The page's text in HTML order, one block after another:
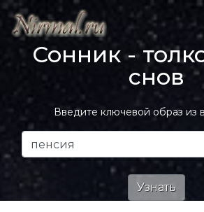
Сонник -
снов
Введите ключевой образ из